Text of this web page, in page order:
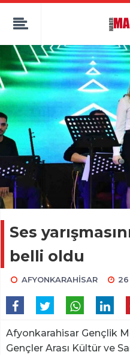
Ses
belli oldu
AFYONKARAHİSAR
Afyonkarahisar Gençlik
Gençler Arası Kültür ve